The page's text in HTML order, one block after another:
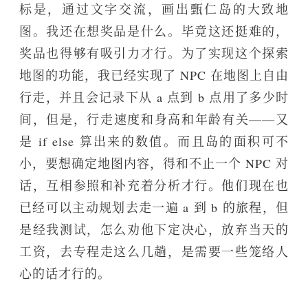
标是，通过文字交流，画出甄仁岛的大致地
图。我还在想奖品是什么。毕竟这还挺难的，
奖品也得够有吸引力才行。为了实现这个探索
地图的功能，我已经实现了 NPC 在地图上自由
行走，并且会记录下从 a 点到 b 点用了多少时
间，但是，行走速度和身高和年龄有关——又
是 if else 算出来的数值。而且岛的面积可不
小，要想确定地图内容，得和不止一个 NPC 对
话，互相参照和补充着分析才行。他们现在也
已经可以主动规划去走一遍 a 到 b 的旅程，但
是经我测试，怎么劝他下定决心，放弃当天的
工资，去专程走这么几趟，是需要一些笼络人
心的话才行的。